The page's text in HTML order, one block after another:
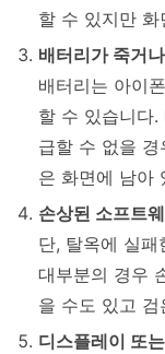
할 수 있지만
배터리가 죽거
배터리는 아이
할 수 있습니다
급할 수 없을
은 화면에 남아
손상된 소프트
단, 탈옥에 실
대부분의 경우
을 수도 있고
디스플레이 또